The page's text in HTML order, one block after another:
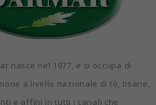
nasce nel 1977, e si occupa di
a livello nazionale di tè, tisane,
e affini in tutti i canali che